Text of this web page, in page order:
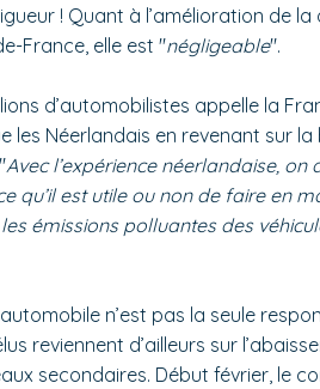
! Quant à l’amélioration de la
France, elle est "négligeable".
d’automobilistes appelle la
les Néerlandais en revenant sur la
Avec l’expérience néerlandaise, on
qu’il est utile ou non de faire en
émissions polluantes des
n’est pas la seule
reviennent d’ailleurs sur
secondaires. Début février, le